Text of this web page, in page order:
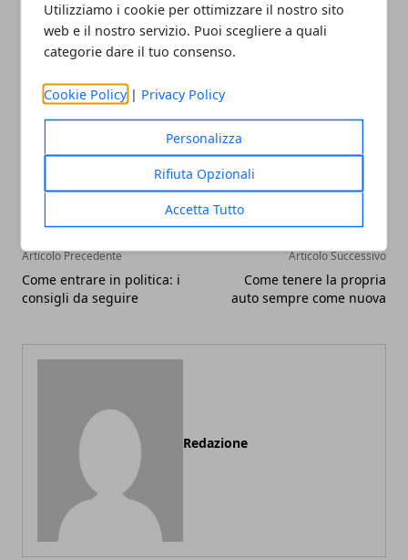
Utilizziamo i cookie per ottimizzare il nostro sito
web e il nostro servizio. Puoi scegliere a quali
categorie dare il tuo consenso.
Cookie Policy | Privacy Policy
Personalizza
Rifiuta Opzionali
Accetta Tutto
compleanno o in occasione di eventi come
l’anniversario dell’apertura della palestra.
Facebook
TwitterWhatsapp
Articolo Precedente
Come entrare in politica: i
consigli da seguire
Articolo Successivo
Come tenere la propria
auto sempre come nuova
Redazione